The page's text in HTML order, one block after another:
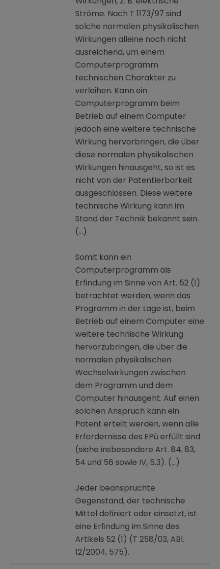
Ströme. Nach T 1173/97 sind
solche normalen physikalischen
Wirkungen alleine noch nicht
ausreichend, um einem
Computerprogramm
technischen Charakter zu
verleihen. Kann ein
Computerprogramm beim
Betrieb auf einem Computer
jedoch eine weitere technische
Wirkung hervorbringen, die über
diese normalen physikalischen
Wirkungen hinausgeht, so ist es
nicht von der Patentierbarkeit
ausgeschlossen. Diese weitere
technische Wirkung kann im
Stand der Technik bekannt sein.
(…)
Somit kann ein
Computerprogramm als
Erfindung im Sinne von Art. 52 (1)
betrachtet werden, wenn das
Programm in der Lage ist, beim
Betrieb auf einem Computer eine
weitere technische Wirkung
hervorzubringen, die über die
normalen physikalischen
Wechselwirkungen zwischen
dem Programm und dem
Computer hinausgeht. Auf einen
solchen Anspruch kann ein
Patent erteilt werden, wenn alle
Erfordernisse des EPü erfüllt sind
(siehe insbesondere Art. 84, 83,
54 und 56 sowie IV, 5.3). (…)
Jeder beanspruchte
Gegenstand, der technische
Mittel definiert oder einsetzt, ist
eine Erfindung im Sinne des
Artikels 52 (1) (T 258/03, ABl.
12/2004, 575).